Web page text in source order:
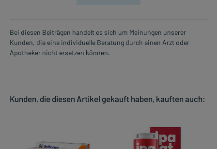
Bei diesen Beiträgen handelt es sich um Meinungen unserer
Kunden, die eine individuelle Beratung durch einen Arzt oder
Apotheker nicht ersetzen können.
Kunden, die diesen Artikel gekauft haben, kauften auch: